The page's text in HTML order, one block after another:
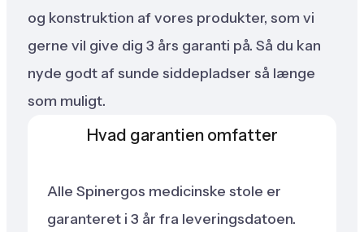
og konstruktion af vores produkter, som vi
gerne vil give dig 3 års garanti på. Så du kan
nyde godt af sunde siddepladser så længe
som muligt.
Hvad garantien omfatter
Alle Spinergos medicinske stole er
garanteret i 3 år fra leveringsdatoen.